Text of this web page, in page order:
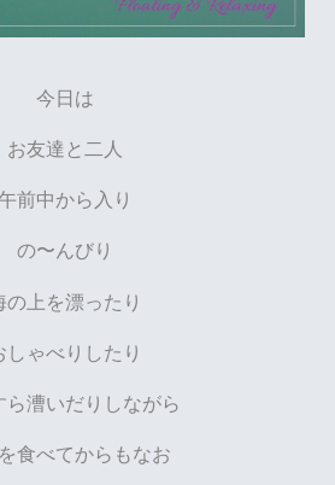
今日は
お友達と二人
前中から入り
の〜んびり
の上を漂ったり
しゃべりしたり
ら漕いだりしながら
食べてからもなお